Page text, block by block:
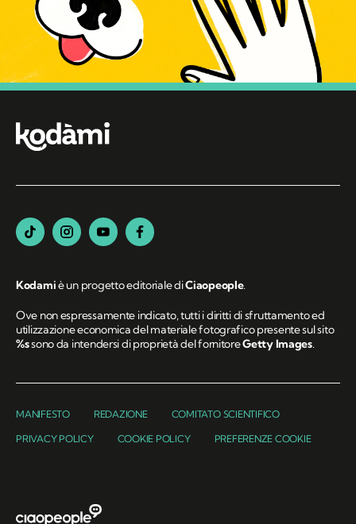
Kodamiè un progetto editoriale diCiaopeople.
Ove non espressamente indicato, tutti i diritti di sfruttamento ed
utilizzazione economica del materiale fotografico presente sul sito
%ssono da intendersi di proprietà del fornitoreGetty Images.
MANIFESTO REDAZIONE COMITATO SCIENTIFICO
PRIVACY POLICY COOKIE POLICY PREFERENZE COOKIE